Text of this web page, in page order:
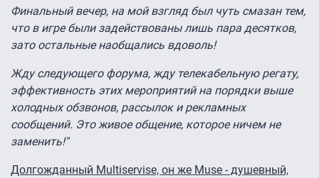
Финальный вечер, на мой взгляд был чуть смазан тем,
что в игре были задействованы лишь пара десятков,
зато остальные наобщались вдоволь!
Жду следующего форума, жду телекабельную регату,
эффективность этих мероприятий на порядки выше
холодных обзвонов, рассылок и рекламных
сообщений. Это живое общение, которое ничем не
заменить!"
Долгожданный Multiservise, он же Muse - душевный,